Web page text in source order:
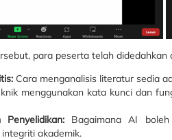
para peserta telah didedahkan
Cara menganalisis literatur sedia
menggunakan kata kunci dan
Bagaimana AI boleh
akademik.